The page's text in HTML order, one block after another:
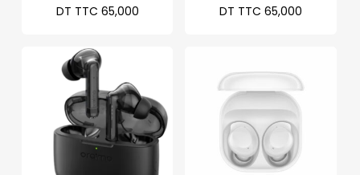
DT TTC 65,000
DT TTC 65,000